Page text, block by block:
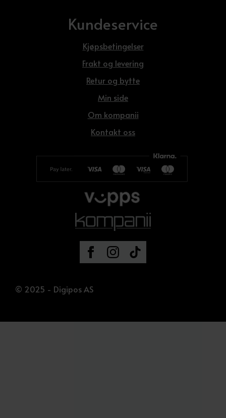
Kundeservice
Kjøpsbetingelser
Frakt og levering
Retur og bytte
Min side
Om kompanii
Kontakt oss
© 2025 - Digipos AS